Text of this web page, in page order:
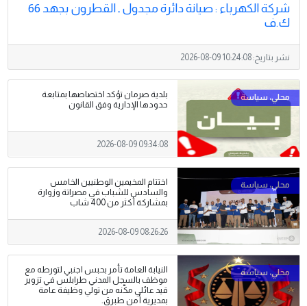
شركة الكهرباء : صيانة دائرة مجدول ـ القطرون بجهد 66
ك.ف
نشر بتاريخ:2026-08-09 10:24:08
بلدية صرمان تؤكد اختصاصها بمتابعة
حدودها الإدارية وفق القانون
2026-08-09 09:34:08
اختتام المخيمين الوطنيين الخامس
والسادس للشباب في مصراتة وزوارة
بمشاركة أكثر من 400 شاب
2026-08-09 08:26:26
النيابة العامة تأمر بحبس اجنبي لتورطه مع
موظف بالسجل المدني طرابلس في تزوير
قيد عائلي مكّنه من تولي وظيفة عامة
بمديرية أمن طبرق.